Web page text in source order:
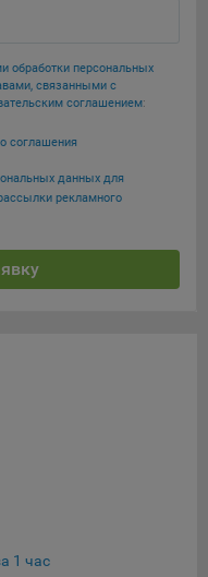
обработки персональных
связанными с
соглашением:
соглашения
данных для
рекламного
1 час